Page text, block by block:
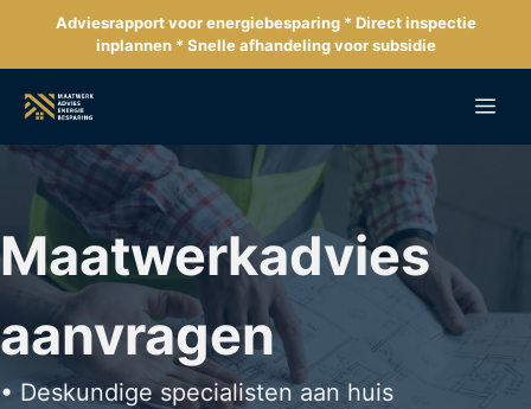
de
inhoud
Adviesrapport voor energiebesparing * Direct inspectie
inplannen * Snelle afhandeling voor subsidie
Maatwerkadvies
aanvragen
• Deskundige specialisten aan huis